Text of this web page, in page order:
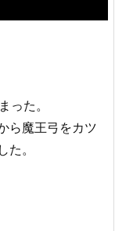
った。
ら魔王弓をカツ
。